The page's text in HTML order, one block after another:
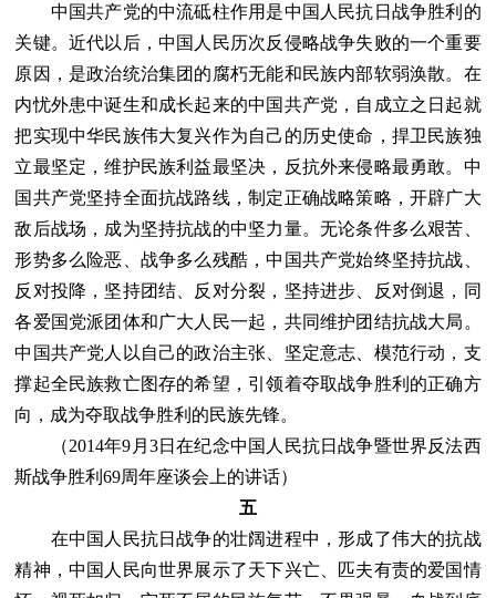
中国共产党的中流砥柱作用是中国人民抗日战争胜利的
关键。近代以后，中国人民历次反侵略战争失败的一个重要
原因，是政治统治集团的腐朽无能和民族内部软弱涣散。在
内忧外患中诞生和成长起来的中国共产党，自成立之日起就
把实现中华民族伟大复兴作为自己的历史使命，捍卫民族独
立最坚定，维护民族利益最坚决，反抗外来侵略最勇敢。中
国共产党坚持全面抗战路线，制定正确战略策略，开辟广大
敌后战场，成为坚持抗战的中坚力量。无论条件多么艰苦、
形势多么险恶、战争多么残酷，中国共产党始终坚持抗战、
反对投降，坚持团结、反对分裂，坚持进步、反对倒退，同
各爱国党派团体和广大人民一起，共同维护团结抗战大局。
中国共产党人以自己的政治主张、坚定意志、模范行动，支
撑起全民族救亡图存的希望，引领着夺取战争胜利的正确方
向，成为夺取战争胜利的民族先锋。
（2014年9月3日在纪念中国人民抗日战争暨世界反法西
斯战争胜利69周年座谈会上的讲话）
五
在中国人民抗日战争的壮阔进程中，形成了伟大的抗战
精神，中国人民向世界展示了天下兴亡、匹夫有责的爱国情